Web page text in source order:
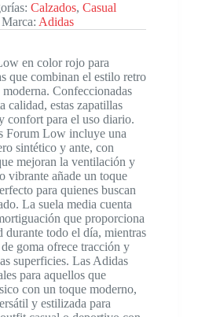
Calzados, Casual
Marca: Adidas
en color rojo para
que combinan el estilo retro
Confeccionadas
calidad, estas zapatillas
confort para el uso diario.
Forum Low incluye una
sintético y ante, con
mejoran la ventilación y
vibrante añade un toque
para quienes buscan
La suela media cuenta
que proporciona
durante todo el día, mientras
goma ofrece tracción y
superficies. Las Adidas
para aquellos que
con un toque moderno,
y estilizada para